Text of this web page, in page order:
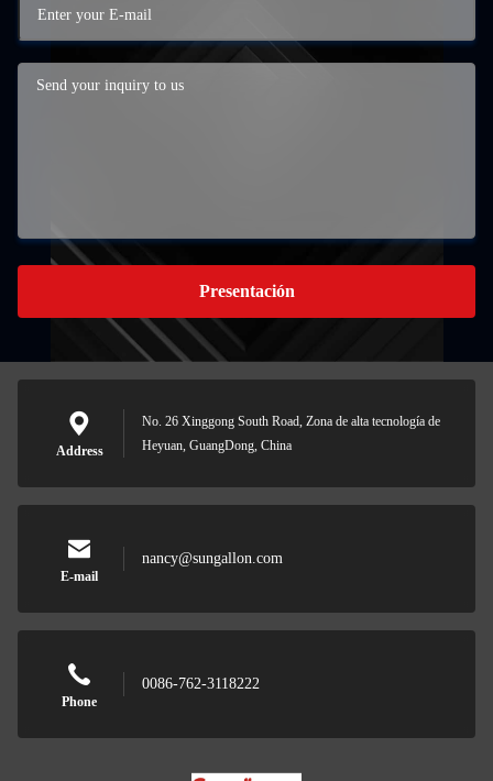
Presentación
Address
No. 26 Xinggong South Road, Zona de alta tecnología de
Heyuan, GuangDong, China
E-mail
nancy@sungallon.com
Phone
0086-762-3118222